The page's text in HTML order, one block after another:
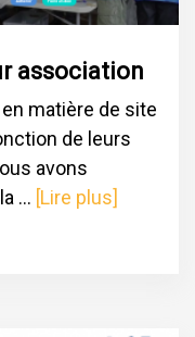
association
matière de site
de leurs
avons
... [Lire plus]